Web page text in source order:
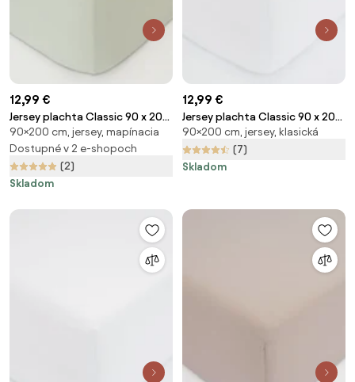
12,99 €
Jersey plachta Classic 90 x 200
cm – šalviová
90×200 cm, jersey, mapínacia
Dostupné v 2 e-shopoch
(2)
Skladom
12,99 €
Jersey plachta Classic 90 x 200
cm – biela
90×200 cm, jersey, klasická
(7)
Skladom